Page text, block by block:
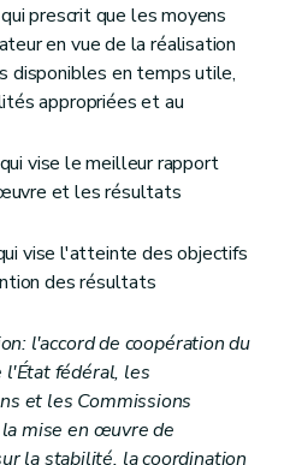
l'exécution du budget et à la comptabilité budgétaire
commune
particulières
à la comptabilité générale
relatives au rapportage
compte général annuel
comptes intermédiaires
relatives aux contrôles
générale
et de l'audit internes
prescrit que les moyens
en vue de la réalisation
disponibles en temps utile,
appropriées et au
vise le meilleur rapport
et les résultats
vise l'atteinte des objectifs
des résultats
l'accord de coopération du
fédéral, les
et les Commissions
mise en œuvre de
la stabilité, la coordination